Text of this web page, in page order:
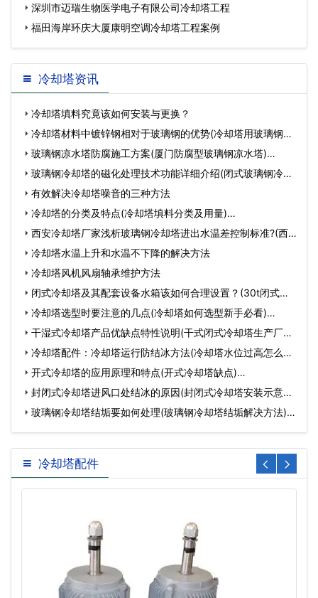
深圳市迈瑞生物医学电子有限公司冷却塔工程
福田海岸环庆大厦康明空调冷却塔工程案例
冷却塔资讯
冷却塔填料究竟该如何安装与更换？
冷却塔材料中镀锌钢相对于玻璃钢的优势(冷却塔用玻璃钢材
质…玻璃钢凉水塔防腐施工方案(厦门防腐型玻璃钢凉水塔)…
玻璃钢冷却塔的磁化处理技术功能详细介绍(闭式玻璃钢冷却
塔…有效解决冷却塔噪音的三种方法
冷却塔的分类及特点(冷却塔填料分类及用量)…
西安冷却塔厂家浅析玻璃钢冷却塔进出水温差控制标准?(西
安…冷却塔水温上升和水温不下降的解决方法
冷却塔风机风扇轴承维护方法
闭式冷却塔及其配套设备水箱该如何合理设置？(30t闭式冷
却塔…
冷却塔选型时要注意的几点(冷却塔如何选型新手必看)…
干湿式冷却塔产品优缺点特性说明(干式闭式冷却塔生产厂家)
… 冷却塔配件：冷却塔运行防结冰方法(冷却塔水位过高怎么处
理)…
开式冷却塔的应用原理和特点(开式冷却塔缺点)…
封闭式冷却塔进风口处结冰的原因(封闭式冷却塔安装示意图)
… 玻璃钢冷却塔结垢要如何处理(玻璃钢冷却塔结垢解决方法)…
冷却塔配件